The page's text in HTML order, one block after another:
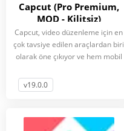
Capcut (Pro Premium,
MOD - Kilitsiz)
Capcut, video düzenleme için en
çok tavsiye edilen araçlardan biri
olarak öne çıkıyor ve hem mobil
v19.0.0